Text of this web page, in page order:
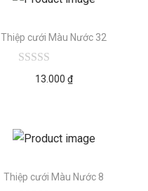
Thiệp cưới Màu Nước 32
13.000 ₫
Thiệp cưới Màu Nước 8